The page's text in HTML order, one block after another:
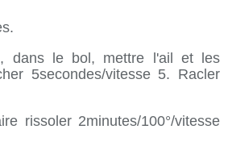
dans le bol, mettre l'ail et les
5secondes/vitesse 5. Racler
rissoler 2minutes/100°/vitesse